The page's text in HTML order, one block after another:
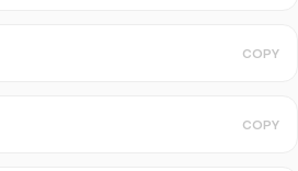
COPY
COPY